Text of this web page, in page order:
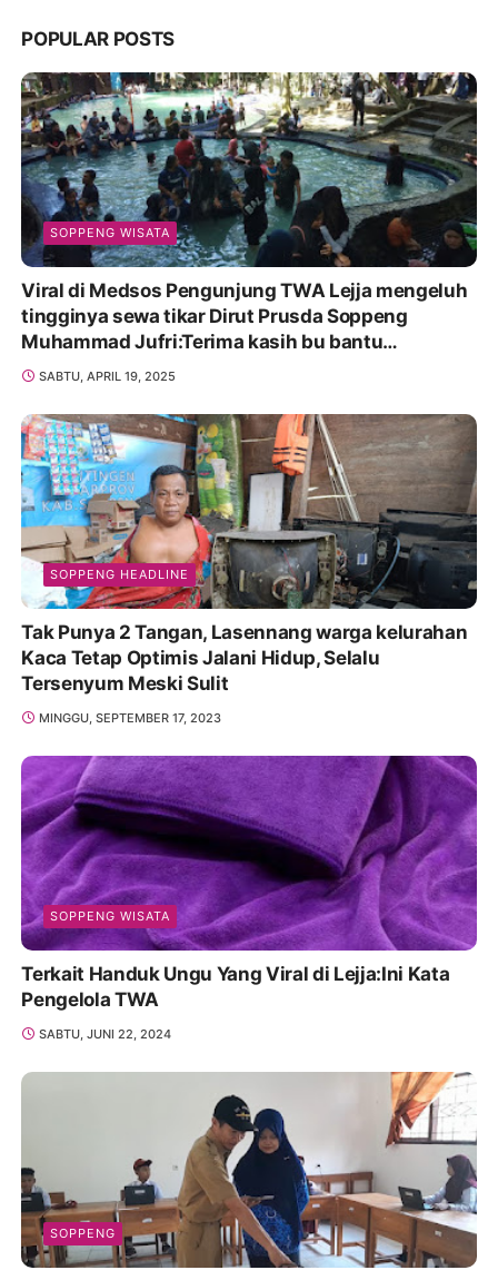
POPULAR POSTS
SOPPENG WISATA
Viral di Medsos Pengunjung TWA Lejja mengeluh
tingginya sewa tikar Dirut Prusda Soppeng
Muhammad Jufri:Terima kasih bu bantu
Promosikan
SABTU, APRIL 19, 2025
SOPPENG HEADLINE
Tak Punya 2 Tangan, Lasennang warga kelurahan
Kaca Tetap Optimis Jalani Hidup, Selalu
Tersenyum Meski Sulit
MINGGU, SEPTEMBER 17, 2023
SOPPENG WISATA
Terkait Handuk Ungu Yang Viral di Lejja:Ini Kata
Pengelola TWA
SABTU, JUNI 22, 2024
SOPPENG